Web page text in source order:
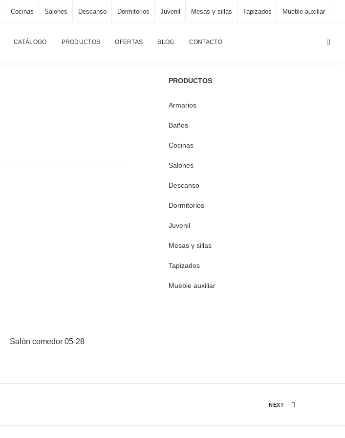
Cocinas Salones Descanso Dormitorios Juvenil Mesas y sillas Tapizados Mueble auxiliar
CATÁLOGO PRODUCTOS OFERTAS BLOG CONTACTO
Salón comedor 05-28
PRODUCTOS
Armarios
Baños
Cocinas
Salones
Descanso
Dormitorios
Juvenil
Mesas y sillas
Tapizados
Mueble auxiliar
NEXT